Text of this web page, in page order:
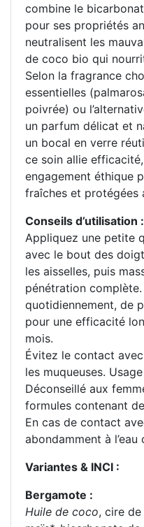
combine le
pour ses propriétés
neutralisent les
de coco bio qui
Selon la fragrance
essentielles
poivrée) ou
un parfum délicat et
un bocal en verre
ce soin allie
engagement éthique
fraîches et protégées
Conseils d’utilisation :
Appliquez une petite
avec le bout des
les aisselles, puis
pénétration
quotidiennement, de
pour une efficacité
mois.
Évitez le contact
les muqueuses.
Déconseillé aux
formules contenant
En cas de contact
abondamment à l’eau
Variantes & INCI :
Bergamote :
Huile de coco, cire